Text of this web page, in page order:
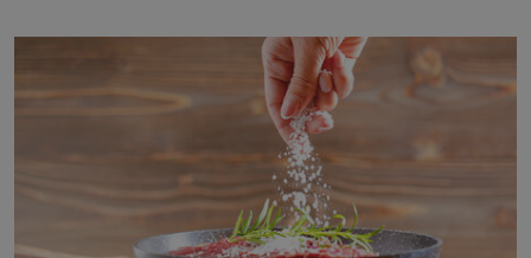
židovské kultury ŠTETL FEST 2026. Některé návraty
nejsou jednoduché. Místa, která si člověk pamatuje z
rodinných vyprávění, už dávno